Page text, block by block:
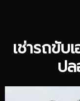
เช่ารถขับ
ป